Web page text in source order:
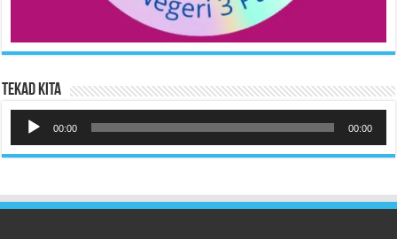
Tekad Kita
Audio
00:00 00:00